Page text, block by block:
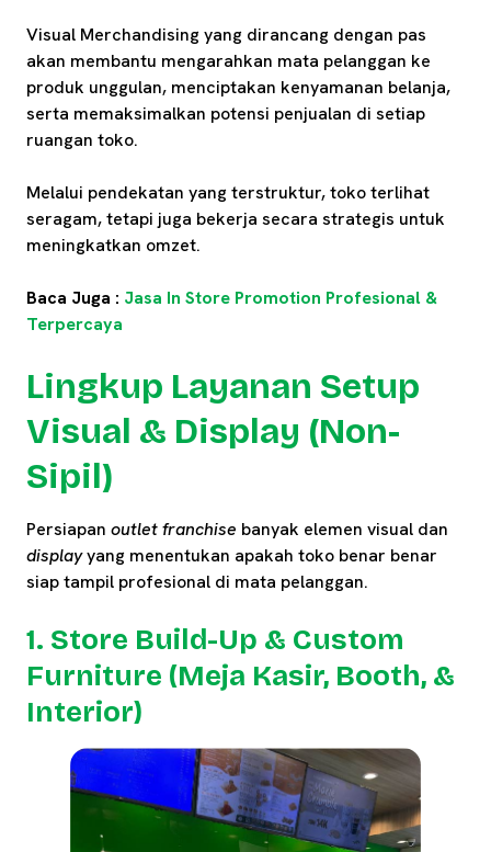
Visual Merchandising yang dirancang dengan pas
akan membantu mengarahkan mata pelanggan ke
produk unggulan, menciptakan kenyamanan belanja,
serta memaksimalkan potensi penjualan di setiap
ruangan toko.
Melalui pendekatan yang terstruktur, toko terlihat
seragam, tetapi juga bekerja secara strategis untuk
meningkatkan omzet.
Baca Juga : Jasa In Store Promotion Profesional &
Terpercaya
Lingkup Layanan Setup
Visual & Display (Non-
Sipil)
Persiapan outlet franchise banyak elemen visual dan
displayyang menentukan apakah toko benar benar
siap tampil profesional di mata pelanggan.
1. Store Build-Up & Custom
Furniture (Meja Kasir, Booth, &
Interior)